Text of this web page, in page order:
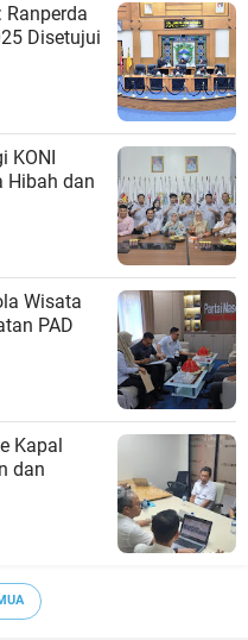
Ranperda
Disetujui
KONI
Hibah dan
Wisata
PAD
Kapal
dan